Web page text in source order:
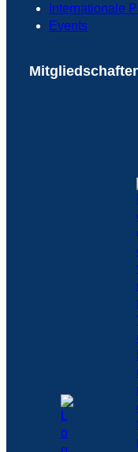
Internationale
Events